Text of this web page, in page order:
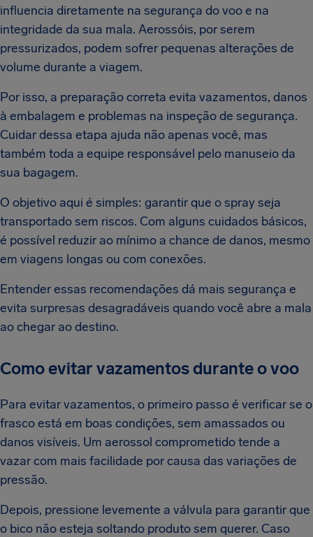
influencia diretamente na segurança do voo e na
integridade da sua mala. Aerossóis, por serem
pressurizados, podem sofrer pequenas alterações de
volume durante a viagem.
Por isso, a preparação correta evita vazamentos, danos
à embalagem e problemas na inspeção de segurança.
Cuidar dessa etapa ajuda não apenas você, mas
também toda a equipe responsável pelo manuseio da
sua bagagem.
O objetivo aqui é simples: garantir que o spray seja
transportado sem riscos. Com alguns cuidados básicos,
é possível reduzir ao mínimo a chance de danos, mesmo
em viagens longas ou com conexões.
Entender essas recomendações dá mais segurança e
evita surpresas desagradáveis quando você abre a mala
ao chegar ao destino.
Como evitar vazamentos durante o voo
Para evitar vazamentos, o primeiro passo é verificar se o
frasco está em boas condições, sem amassados ou
danos visíveis. Um aerossol comprometido tende a
vazar com mais facilidade por causa das variações de
pressão.
Depois, pressione levemente a válvula para garantir que
o bico não esteja soltando produto sem querer. Caso